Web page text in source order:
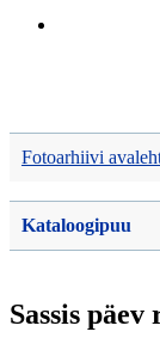
Fotoarhiivi
Kataloogipuu
Sassis